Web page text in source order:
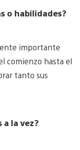
o habilidades?
importante
comienzo hasta el
tanto sus
a la vez?